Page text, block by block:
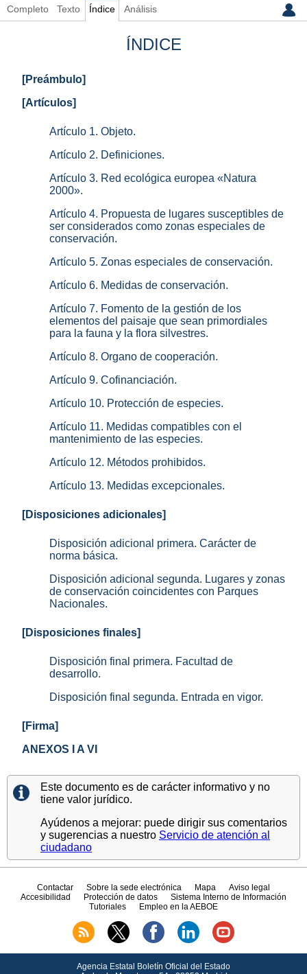
Completo Texto Índice Análisis
ÍNDICE
[Preámbulo]
[Artículos]
Artículo 1. Objeto.
Artículo 2. Definiciones.
Artículo 3. Red ecológica europea «Natura
2000».
Artículo 4. Propuesta de lugares susceptibles de
ser considerados como zonas especiales de
conservación.
Artículo 5. Zonas especiales de conservación.
Artículo 6. Medidas de conservación.
Artículo 7. Fomento de la gestión de los
elementos del paisaje que sean primordiales
para la fauna y la flora silvestres.
Artículo 8. Organo de cooperación.
Artículo 9. Cofinanciación.
Artículo 10. Protección de especies.
Artículo 11. Medidas compatibles con el
mantenimiento de las especies.
Artículo 12. Métodos prohibidos.
Artículo 13. Medidas excepcionales.
[Disposiciones adicionales]
Disposición adicional primera. Carácter de
norma básica.
Disposición adicional segunda. Lugares y zonas
de conservación coincidentes con Parques
Nacionales.
[Disposiciones finales]
Disposición final primera. Facultad de
desarrollo.
Disposición final segunda. Entrada en vigor.
[Firma]
ANEXOS I A VI
Este documento es de carácter informativo y no
tiene valor jurídico.
Ayúdenos a mejorar: puede dirigir sus comentarios
y sugerencias a nuestro Servicio de atención al
ciudadano
Contactar Sobre la sede electrónica Mapa
Aviso legal
Accesibilidad
Protección de datos
Sistema Interno de Información
Tutoriales
Empleo en la AEBOE
Agencia Estatal Boletín Oficial del Estado